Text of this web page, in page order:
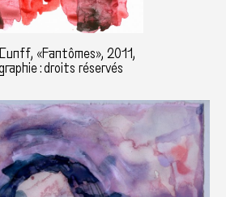
«Fantômes», 2011,
: droits réservés